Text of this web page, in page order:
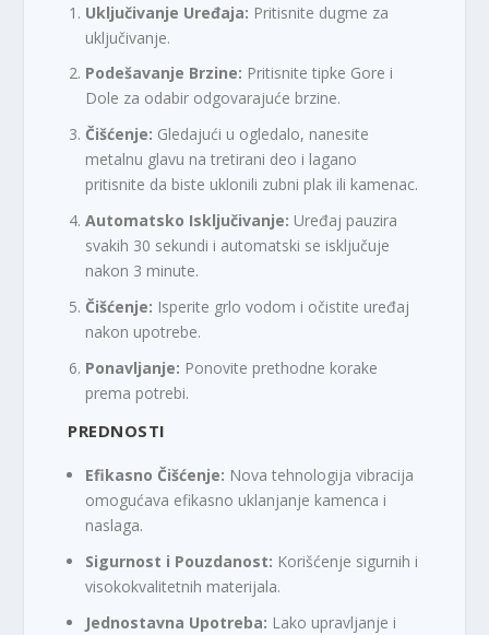
Uključivanje Uređaja: Pritisnite dugme za
uključivanje.
Podešavanje Brzine: Pritisnite tipke Gore i
Dole za odabir odgovarajuće brzine.
Čišćenje: Gledajući u ogledalo, nanesite
metalnu glavu na tretirani deo i lagano
pritisnite da biste uklonili zubni plak ili kamenac.
Automatsko Isključivanje: Uređaj pauzira
svakih 30 sekundi i automatski se isključuje
nakon 3 minute.
Čišćenje: Isperite grlo vodom i očistite uređaj
nakon upotrebe.
Ponavljanje: Ponovite prethodne korake
prema potrebi.
PREDNOSTI
Efikasno Čišćenje: Nova tehnologija vibracija
omogućava efikasno uklanjanje kamenca i
naslaga.
Sigurnost i Pouzdanost: Korišćenje sigurnih i
visokokvalitetnih materijala.
Jednostavna Upotreba: Lako upravljanje i